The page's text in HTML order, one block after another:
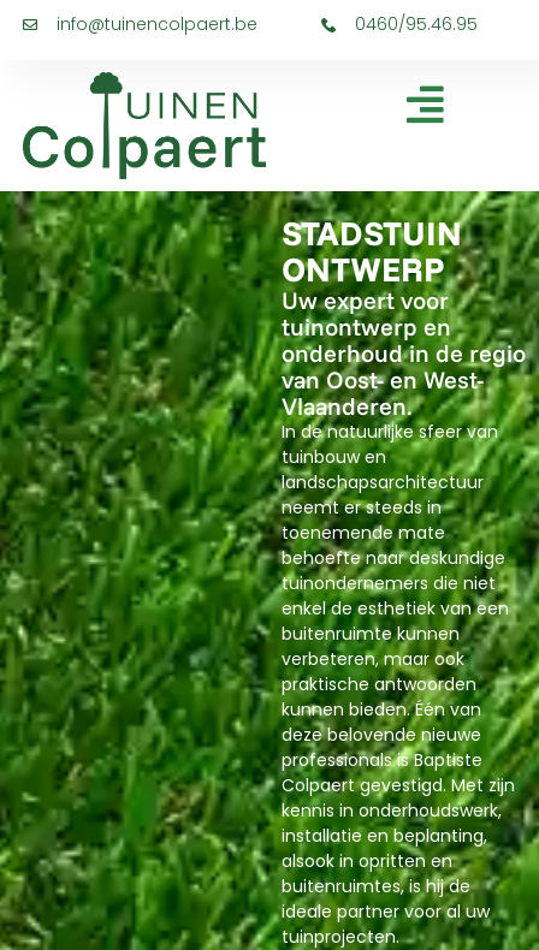
info@tuinencolpaert.be 0460/95.46.95
STADSTUIN
ONTWERP
Uw expert voor
tuinontwerp en
onderhoud in de regio
van Oost- en West-
Vlaanderen.
In de natuurlijke sfeer van
tuinbouw en
landschapsarchitectuur
neemt er steeds in
toenemende mate
behoefte naar deskundige
tuinondernemers die niet
enkel de esthetiek van een
buitenruimte kunnen
verbeteren, maar ook
praktische antwoorden
kunnen bieden. Één van
deze belovende nieuwe
professionals is Baptiste
Colpaert gevestigd. Met zijn
kennis in onderhoudswerk,
installatie en beplanting,
alsook in opritten en
buitenruimtes, is hij de
ideale partner voor al uw
tuinprojecten.